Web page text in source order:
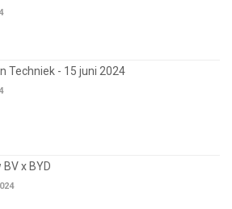
Techniek - 15 juni 2024
x BYD